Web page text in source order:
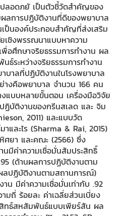
ลอดภยั เป็นตัวชี้วัดสำคัญของ
ลการปฏิบัติงานที่ดีของพยาบาล
ป็นองค์ประกอบสำคัญที่ส่งเสริม
เชิงพรรณนาแบบหาความ
อศึกษาจริยธรรมการทำงาน ผล
ธ์ระหว่างจริยธรรมการทำงาน
บาลที่ปฏิบัติงานในโรงพยาบาล
งคือพยาบาล จำนวน 166 คน
งแบบหลายข้ันตอน เครื่องมือวิจัย
ฏิบัติงานของกรีนสเลด และ จิม
2011) และแบบวัด
าและไร (Sharma & Rai, 2015)
ยา และคณะ (2566) ซึ่ง
มีค่าความเชื่อมั่นสัมประสิทธิ์
(ด้านผลการปฏิบัติงานตาม
ลปฏิบัติงานตามสถานการณ์)
น มีค่าความเชื่อมั่นเท่ากับ .92
มถี่ ร้อยละ ค่าเฉลี่ยส่วนเบี่ยง
สิทธ์สหสัมพันธ์แบบเพียร์สัน ผล